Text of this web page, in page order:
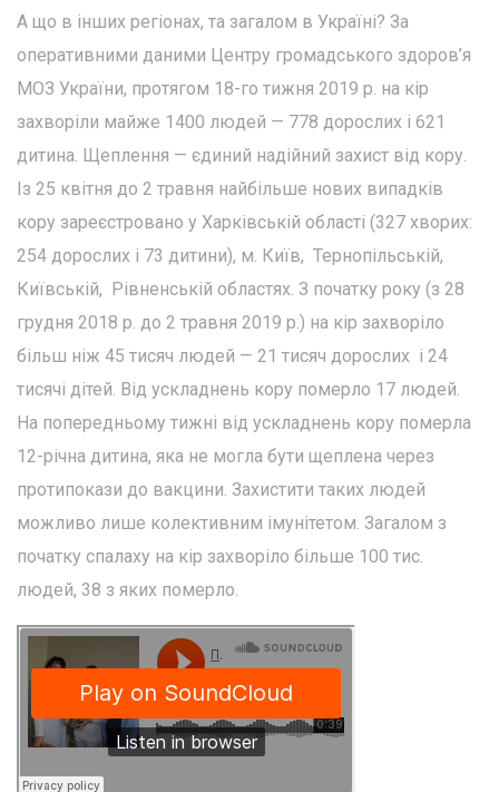
А що в інших регіонах, та загалом в Україні? За
оперативними даними Центру громадського здоров’я
МОЗ України, протягом 18-го тижня 2019 р. на кір
захворіли майже 1400 людей — 778 дорослих і 621
дитина. Щеплення — єдиний надійний захист від кору.
Із 25 квітня до 2 травня найбільше нових випадків
кору зареєстровано у Харківській області (327 хворих:
254 дорослих і 73 дитини), м. Київ, Тернопільській,
Київській, Рівненській областях. З початку року (з 28
грудня 2018 р. до 2 травня 2019 р.) на кір захворіло
більш ніж 45 тисяч людей — 21 тисяч дорослих і 24
тисячі дітей. Від ускладнень кору померло 17 людей.
На попередньому тижні від ускладнень кору померла
12-річна дитина, яка не могла бути щеплена через
протипокази до вакцини. Захистити таких людей
можливо лише колективним імунітетом. Загалом з
початку спалаху на кір захворіло більше 100 тис.
людей, 38 з яких померло.